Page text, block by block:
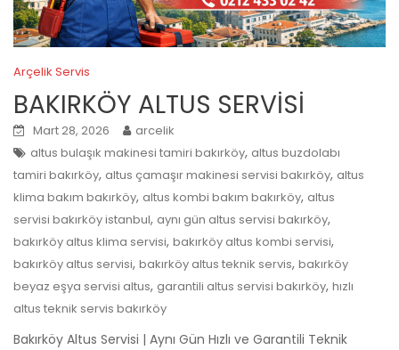
Arçelik Servis
BAKIRKÖY ALTUS SERVİSİ
Mart 28, 2026
arcelik
altus bulaşık makinesi tamiri bakırköy, altus buzdolabı
tamiri bakırköy, altus çamaşır makinesi servisi bakırköy, altus
klima bakım bakırköy, altus kombi bakım bakırköy, altus
servisi bakırköy istanbul, aynı gün altus servisi bakırköy,
bakırköy altus klima servisi, bakırköy altus kombi servisi,
bakırköy altus servisi, bakırköy altus teknik servis, bakırköy
beyaz eşya servisi altus, garantili altus servisi bakırköy, hızlı
altus teknik servis bakırköy
Bakırköy Altus Servisi | Aynı Gün Hızlı ve Garantili Teknik